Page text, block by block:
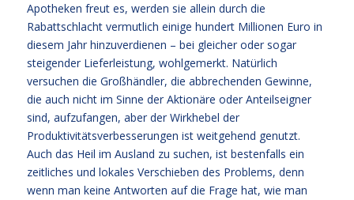
Apotheken freut es, werden sie allein durch die
Rabattschlacht vermutlich einige hundert Millionen Euro in
diesem Jahr hinzuverdienen – bei gleicher oder sogar
steigender Lieferleistung, wohlgemerkt. Natürlich
versuchen die Großhändler, die abbrechenden Gewinne,
die auch nicht im Sinne der Aktionäre oder Anteilseigner
sind, aufzufangen, aber der Wirkhebel der
Produktivitätsverbesserungen ist weitgehend genutzt.
Auch das Heil im Ausland zu suchen, ist bestenfalls ein
zeitliches und lokales Verschieben des Problems, denn
wenn man keine Antworten auf die Frage hat, wie man